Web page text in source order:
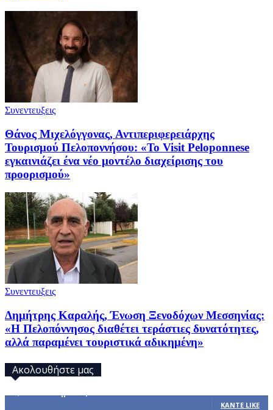
Συνεντευξεις
Θάνος Μιχελόγγονας, Αντιπεριφερειάρχης
Τουρισμού Πελοποννήσου: «Το Visit Peloponnese
εγκαινιάζει ένα νέο μοντέλο διαχείρισης του
προορισμού»
Συνεντευξεις
Δημήτρης Καραλής, Ένωση Ξενοδόχων Μεσσηνίας:
«Η Πελοπόννησος διαθέτει τεράστιες δυνατότητες,
αλλά παραμένει τουριστικά αδικημένη»
Ακολουθήστε μας
ΚΆΝΤΕ LIKE